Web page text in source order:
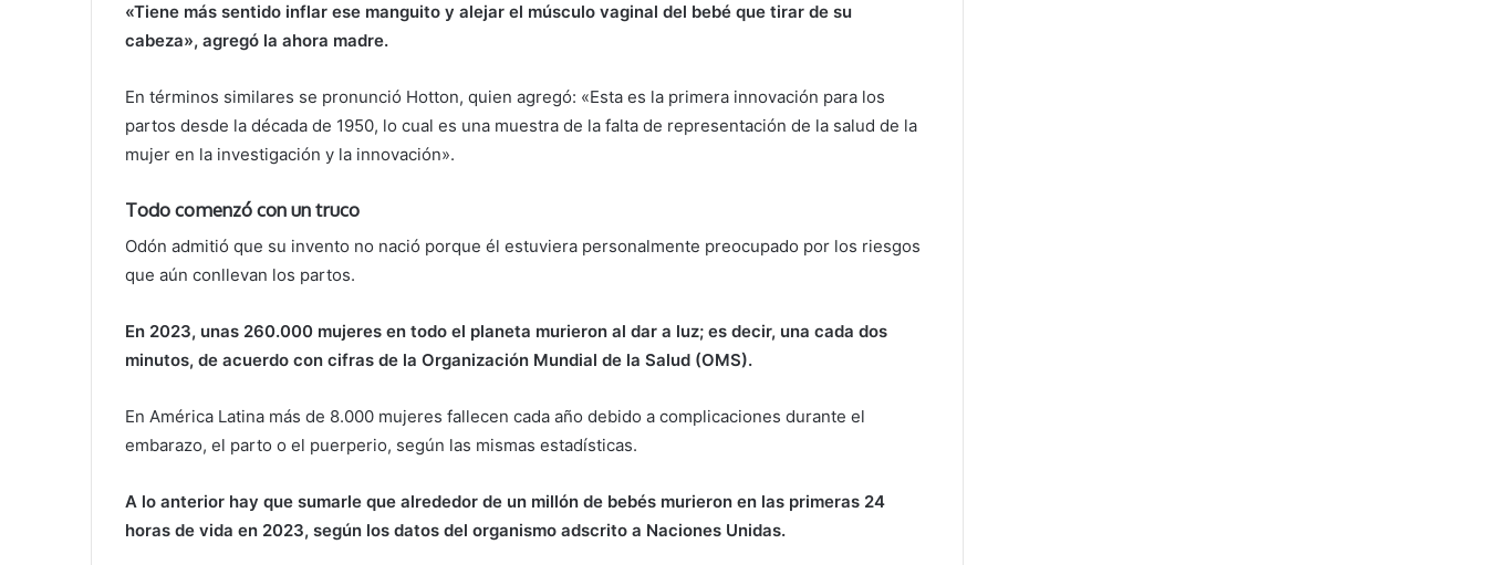
«Tiene más sentido inflar ese manguito y alejar el músculo vaginal del bebé que tirar de su
cabeza», agregó la ahora madre.
En términos similares se pronunció Hotton, quien agregó: «Esta es la primera innovación para los
partos desde la década de 1950, lo cual es una muestra de la falta de representación de la salud de la
mujer en la investigación y la innovación».
Todo comenzó con un truco
Odón admitió que su invento no nació porque él estuviera personalmente preocupado por los riesgos
que aún conllevan los partos.
En 2023, unas 260.000 mujeres en todo el planeta murieron al dar a luz; es decir, una cada dos
minutos, de acuerdo con cifras de la Organización Mundial de la Salud (OMS).
En América Latina más de 8.000 mujeres fallecen cada año debido a complicaciones durante el
embarazo, el parto o el puerperio, según las mismas estadísticas.
A lo anterior hay que sumarle que alrededor de un millón de bebés murieron en las primeras 24
horas de vida en 2023, según los datos del organismo adscrito a Naciones Unidas.